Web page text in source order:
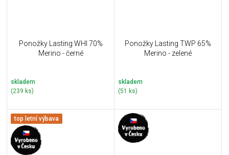
Ponožky Lasting WHI 70%
Merino - černé
skladem
(239 ks)
Ponožky Lasting TWP 65%
Merino - zelené
skladem
(51 ks)
top letní výbava